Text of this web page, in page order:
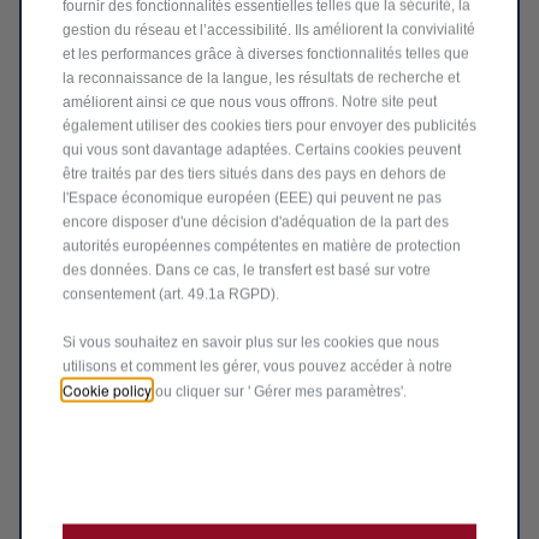
€
1
Code 50903488
CÂBLAGE ÉLECTRIQUE DE
CROCHET D'ATTELAGE À 13
fournir des fonctionnalités essentielles telles que la sécurité, la
gestion du réseau et l’accessibilité. Ils améliorent la convivialité
et les performances grâce à diverses fonctionnalités telles que
la reconnaissance de la langue, les résultats de recherche et
améliorent ainsi ce que nous vous offrons. Notre site peut
également utiliser des cookies tiers pour envoyer des publicités
qui vous sont davantage adaptées. Certains cookies peuvent
être traités par des tiers situés dans des pays en dehors de
l'Espace économique européen (EEE) qui peuvent ne pas
encore disposer d'une décision d'adéquation de la part des
autorités européennes compétentes en matière de protection
des données. Dans ce cas, le transfert est basé sur votre
consentement (art. 49.1a RGPD).
Si vous souhaitez en savoir plus sur les cookies que nous
utilisons et comment les gérer, vous pouvez accéder à notre
Cookie policy ou cliquer sur ' Gérer mes paramètres'.